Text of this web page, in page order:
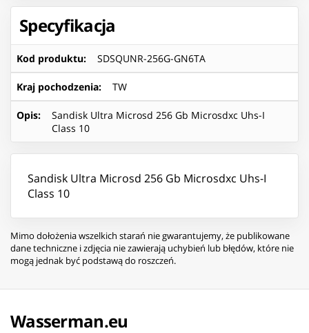
Specyfikacja
Kod produktu: SDSQUNR-256G-GN6TA
Kraj pochodzenia: TW
Opis:
Sandisk Ultra Microsd 256 Gb Microsdxc Uhs-I
Class 10
Sandisk Ultra Microsd 256 Gb Microsdxc Uhs-I
Class 10
Mimo dołożenia wszelkich starań nie gwarantujemy, że publikowane
dane techniczne i zdjęcia nie zawierają uchybień lub błędów, które nie
mogą jednak być podstawą do roszczeń.
Wasserman.eu